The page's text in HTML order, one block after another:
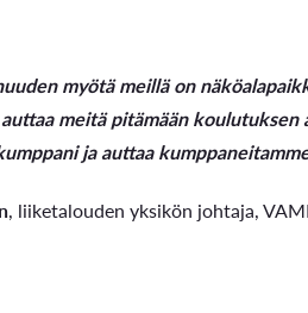
myötä meillä on
meitä pitämään koulutuksen
ja auttaa
, liiketalouden yksikön johtaja,